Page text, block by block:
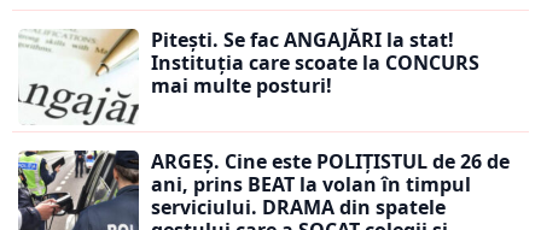
Pitești. Se fac ANGAJĂRI la stat!
Instituția care scoate la CONCURS
mai multe posturi!
ARGEȘ. Cine este POLIȚISTUL de 26 de
ani, prins BEAT la volan în timpul
serviciului. DRAMA din spatele